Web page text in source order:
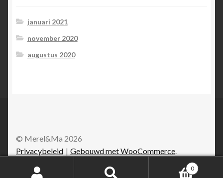
januari 2021
november 2020
augustus 2020
© Merel&Ma 2026
Privacybeleid
Gebouwd met WooCommerce
0